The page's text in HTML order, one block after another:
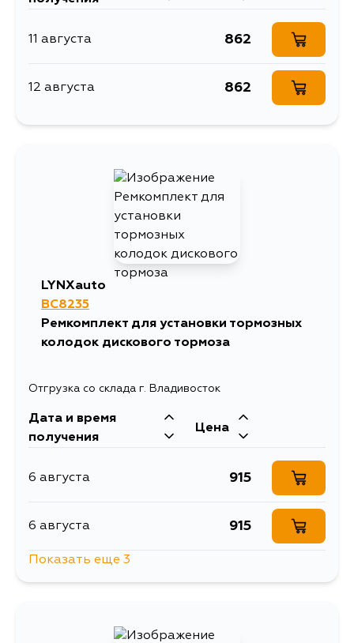
11 августа 862
12 августа 862
LYNXauto
BC8235
Ремкомплект для установки тормозных
колодок дискового тормоза
Отгрузка со склада г. Владивосток
Дата и время
получения
Цена
6 августа 915
6 августа 915
Показать еще 3